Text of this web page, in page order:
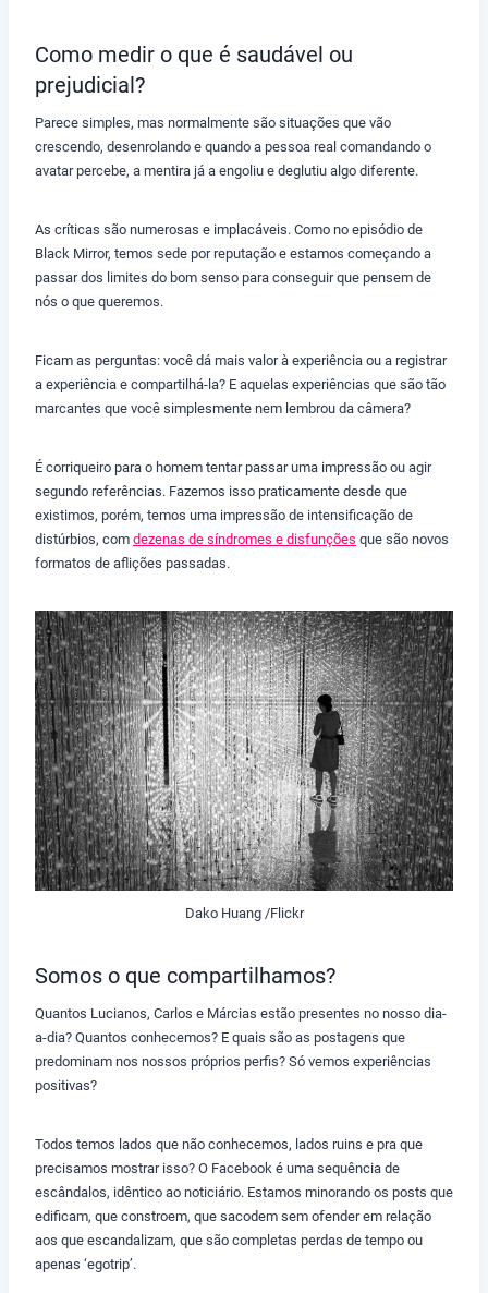
Como medir o que é saudável ou
prejudicial?
Parece simples, mas normalmente são situações que vão
crescendo, desenrolando e quando a pessoa real comandando o
avatar percebe, a mentira já a engoliu e deglutiu algo diferente.
As críticas são numerosas e implacáveis. Como no episódio de
Black Mirror, temos sede por reputação e estamos começando a
passar dos limites do bom senso para conseguir que pensem de
nós o que queremos.
Ficam as perguntas: você dá mais valor à experiência ou a registrar
a experiência e compartilhá-la? E aquelas experiências que são tão
marcantes que você simplesmente nem lembrou da câmera?
É corriqueiro para o homem tentar passar uma impressão ou agir
segundo referências. Fazemos isso praticamente desde que
existimos, porém, temos uma impressão de intensificação de
distúrbios, com dezenas de síndromes e disfunções que são novos
formatos de aflições passadas.
Dako Huang /Flickr
Somos o que compartilhamos?
Quantos Lucianos, Carlos e Márcias estão presentes no nosso dia-
a-dia? Quantos conhecemos? E quais são as postagens que
predominam nos nossos próprios perfis? Só vemos experiências
positivas?
Todos temos lados que não conhecemos, lados ruins e pra que
precisamos mostrar isso? O Facebook é uma sequência de
escândalos, idêntico ao noticiário. Estamos minorando os posts que
edificam, que constroem, que sacodem sem ofender em relação
aos que escandalizam, que são completas perdas de tempo ou
apenas ‘egotrip’.